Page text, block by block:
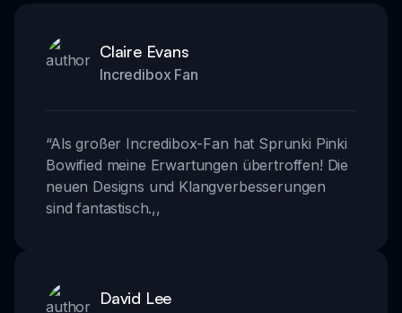
Claire Evans
Incredibox Fan
“Als großer Incredibox-Fan hat Sprunki Pinki
Bowified meine Erwartungen übertroffen! Die
neuen Designs und Klangverbesserungen
sind fantastisch.,,
David Lee